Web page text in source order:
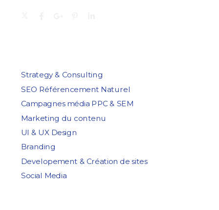
Strategy & Consulting
SEO Référencement Naturel
Campagnes média PPC & SEM
Marketing du contenu
UI & UX Design
Branding
Developement & Création de sites
Social Media